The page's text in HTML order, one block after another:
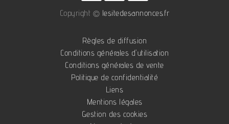
Copyright © lesitedesannonces.fr
Règles de diffusion
Conditions générales d'utilisation
Conditions générales de vente
Politique de confidentialité
Liens
Mentions légales
Gestion des cookies